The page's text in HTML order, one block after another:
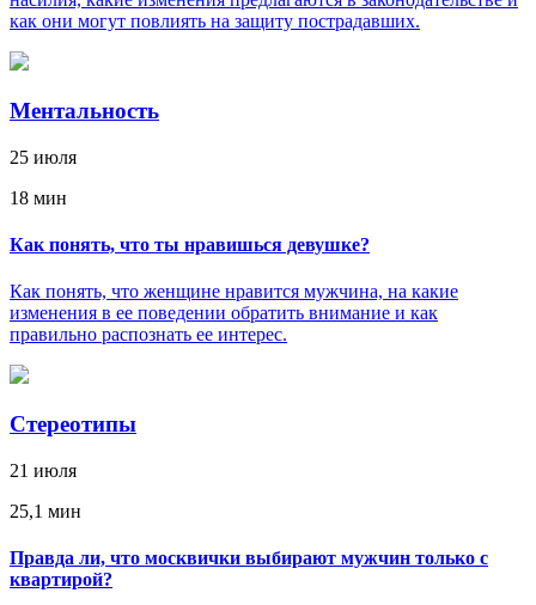
как они могут повлиять на защиту пострадавших.
Ментальность
25 июля
18 мин
Как понять, что ты нравишься девушке?
Как понять, что женщине нравится мужчина, на какие
изменения в ее поведении обратить внимание и как
правильно распознать ее интерес.
Стереотипы
21 июля
25,1 мин
Правда ли, что москвички выбирают мужчин только с
квартирой?